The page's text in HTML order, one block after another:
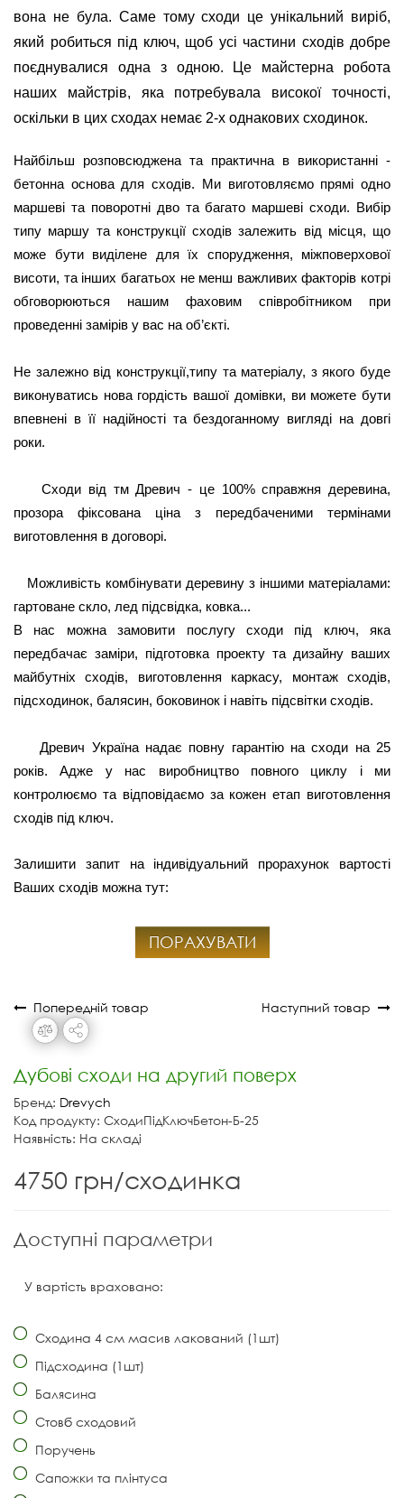
вона не була. Саме тому сходи це унікальний виріб,
який робиться під ключ, щоб усі частини сходів добре
поєднувалися одна з одною. Це майстерна робота
наших майстрів, яка потребувала високої точності,
оскільки в цих сходах немає 2-х однакових сходинок.
Найбільш розповсюджена та практична в використанні -
бетонна основа для сходів. Ми виготовляємо прямі одно
маршеві та поворотні дво та багато маршеві сходи. Вибір
типу маршу та конструкції сходів залежить від місця, що
може бути виділене для їх спорудження, міжповерхової
висоти, та інших багатьох не менш важливих факторів котрі
обговорюються нашим фаховим співробітником при
проведенні замірів у вас на об’єкті.
Не залежно від конструкції,типу та матеріалу, з якого буде
виконуватись нова гордість вашої домівки, ви можете бути
впевнені в її надійності та бездоганному вигляді на довгі
роки.
Сходи від тм Древич - це 100% справжня деревина,
прозора фіксована ціна з передбаченими термінами
виготовлення в договорі.
Можливість комбінувати деревину з іншими матеріалами:
гартоване скло, лед підсвідка, ковка...
В нас можна замовити послугу сходи під ключ, яка
передбачає заміри, підготовка проекту та дизайну ваших
майбутніх сходів, виготовлення каркасу, монтаж сходів,
підсходинок, балясин, боковинок і навіть підсвітки сходів.
Древич Україна надає повну гарантію на сходи на 25
років. Адже у нас виробництво повного циклу і ми
контролюємо та відповідаємо за кожен етап виготовлення
сходів під ключ.
Залишити запит на індивідуальний прорахунок вартості
Ваших сходів можна тут:
ПОРАХУВАТИ
Попередній товар Наступний товар
Дубові сходи на другий поверх
Бренд: Drevych
Код продукту: СходиПідКлючБетон-Б-25
Наявність: На складі
4750 грн/сходинка
Доступні параметри
У вартість враховано:
Сходина 4 см масив лакований (1шт)
Підсходина (1шт)
Балясина
Стовб сходовий
Поручень
Сапожки та плінтуса